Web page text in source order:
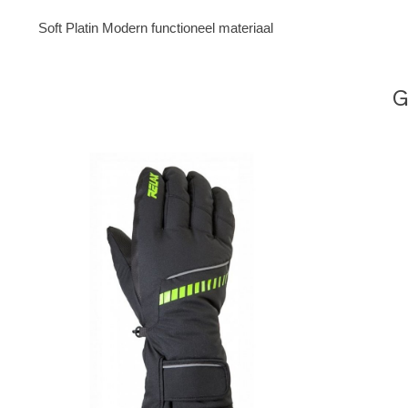
Soft Platin Modern functioneel materiaal